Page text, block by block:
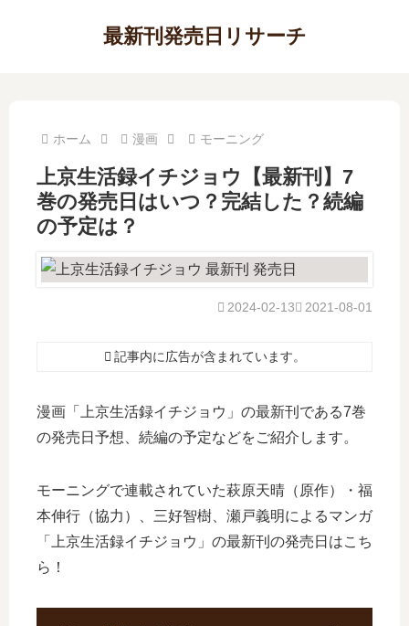
最新刊発売日リサーチ
ホーム 漫画 モーニング
上京生活録イチジョウ【最新刊】7
巻の発売日はいつ？完結した？続編
の予定は？
2021-08-01
2024-02-13
記事内に広告が含まれています。
漫画「上京生活録イチジョウ」の最新刊である7巻
の発売日予想、続編の予定などをご紹介します。
モーニングで連載されていた萩原天晴（原作）・福
本伸行（協力）、三好智樹、瀬戸義明によるマンガ
「上京生活録イチジョウ」の最新刊の発売日はこち
ら！